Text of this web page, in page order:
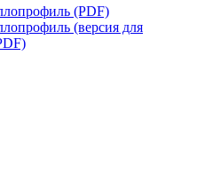
(PDF)
(версия для